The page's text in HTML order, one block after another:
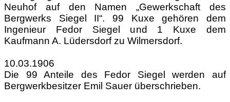
Neuhof auf den Namen „Gewerkschaft des
Bergwerks Siegel II“. 99 Kuxe gehören dem
Ingenieur Fedor Siegel und 1 Kuxe dem
Kaufmann A. Lüdersdorf zu Wilmersdorf.
10.03.1906
Die 99 Anteile des Fedor Siegel werden auf
Bergwerkbesitzer Emil Sauer überschrieben.